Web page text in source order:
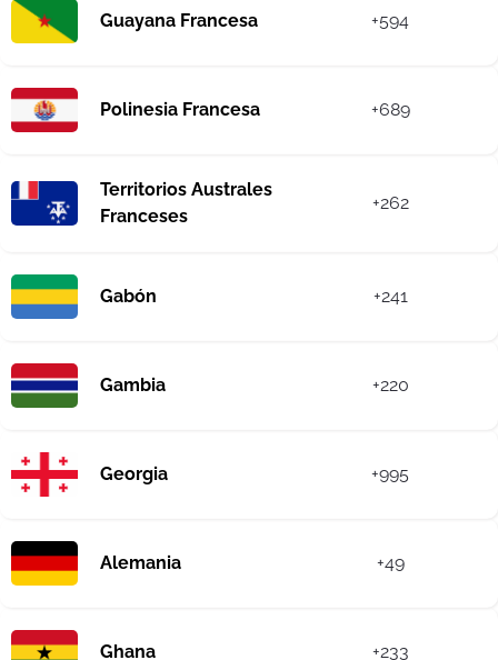
Guayana Francesa +594
Polinesia Francesa +689
Territorios Australes
Franceses
+262
Gabón +241
Gambia +220
Georgia +995
Alemania +49
Ghana +233